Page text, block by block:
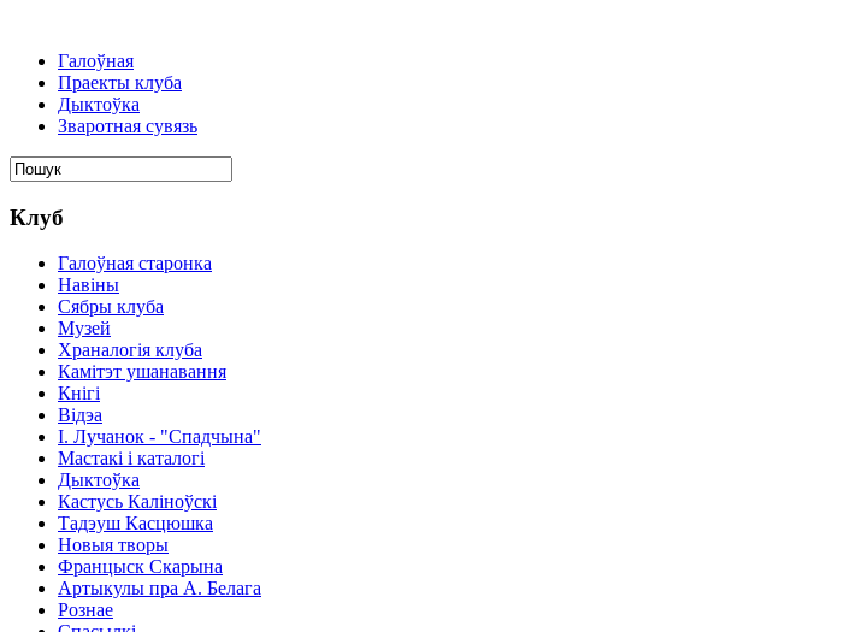
Галоўная
Праекты клуба
Дыктоўка
Зваротная сувязь
Клуб
Галоўная старонка
Навіны
Сябры клуба
Музей
Храналогія клуба
Камітэт ушанавання
Кнігі
Відэа
І. Лучанок - "Спадчына"
Мастакі i каталогi
Дыктоўка
Кастусь Каліноўскі
Тадэуш Касцюшка
Новыя творы
Францыск Скарына
Артыкулы пра А. Белага
Рознае